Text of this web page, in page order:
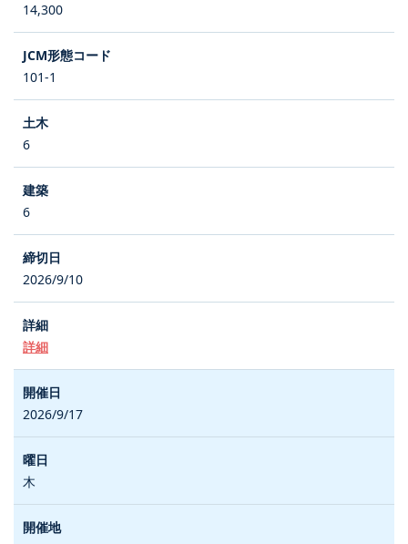
14,300
101-1
6
6
2026/9/10
詳細
2026/9/17
木